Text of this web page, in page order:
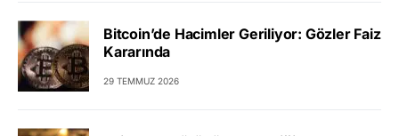
Bitcoin’de Hacimler Geriliyor: Gözler Faiz
Kararında
29 TEMMUZ 2026